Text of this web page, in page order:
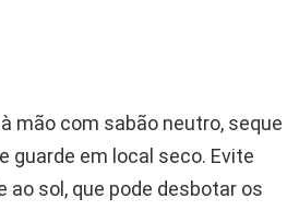
mão com sabão neutro, seque
guarde em local seco. Evite
sol, que pode desbotar os